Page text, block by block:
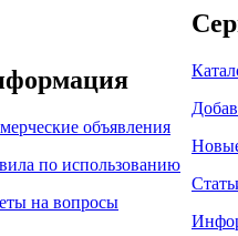
объявления
по использованию
на вопросы